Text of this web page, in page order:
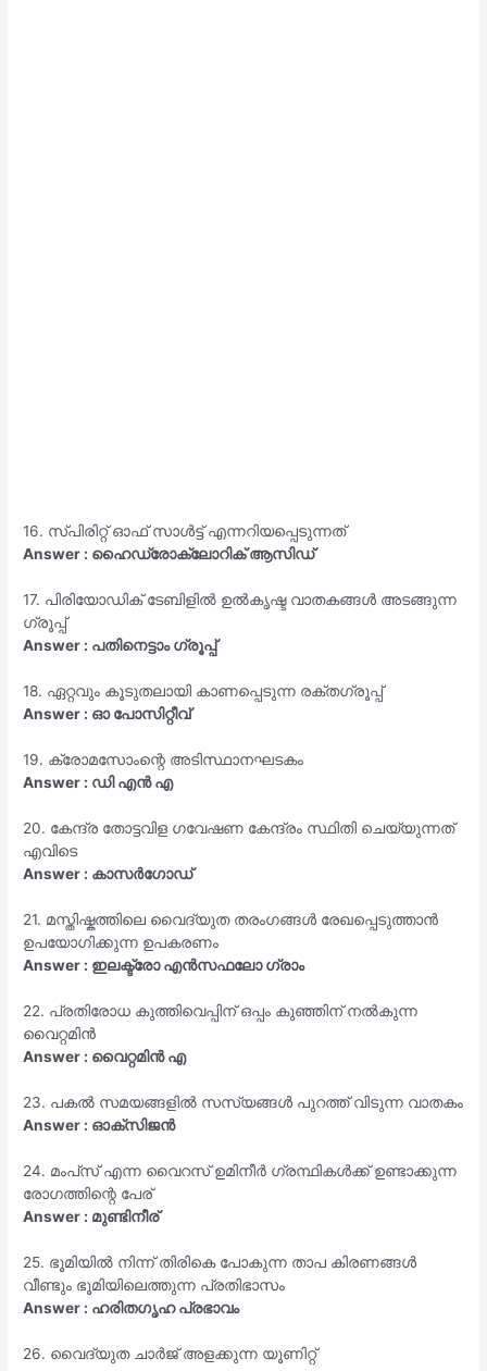
16. സ്പിരിറ്റ് ഓഫ് സാൾട്ട് എന്നറിയപ്പെടുന്നത്
Answer : ഹൈഡ്രോക്ലോറിക് ആസിഡ്
17. പിരിയോഡിക് ടേബിളിൽ ഉൽകൃഷ്ട വാതകങ്ങൾ അടങ്ങുന്ന
ഗ്രൂപ്പ്
Answer : പതിനെട്ടാം ഗ്രൂപ്പ്
18. ഏറ്റവും കൂടുതലായി കാണപ്പെടുന്ന രക്തഗ്രൂപ്പ്
Answer : ഓ പോസിറ്റീവ്
19. ക്രോമസോംന്റെ അടിസ്ഥാനഘടകം
Answer : ഡി എൻ എ
20. കേന്ദ്ര തോട്ടവിള ഗവേഷണ കേന്ദ്രം സ്ഥിതി ചെയ്യുന്നത്
എവിടെ
Answer : കാസർഗോഡ്
21. മസ്തിഷ്കത്തിലെ വൈദ്യുത തരംഗങ്ങൾ രേഖപ്പെടുത്താൻ
ഉപയോഗിക്കുന്ന ഉപകരണം
Answer : ഇലക്ട്രോ എൻസഫലോ ഗ്രാം
22. പ്രതിരോധ കുത്തിവെപ്പിന് ഒപ്പം കുഞ്ഞിന് നൽകുന്ന
വൈറ്റമിൻ
Answer : വൈറ്റമിൻ എ
23. പകൽ സമയങ്ങളിൽ സസ്യങ്ങൾ പുറത്ത് വിടുന്ന വാതകം
Answer : ഓക്സിജൻ
24. മംപ്‌സ് എന്ന വൈറസ് ഉമിനീർ ഗ്രന്ഥികൾക്ക് ഉണ്ടാക്കുന്ന
രോഗത്തിന്റെ പേര്
Answer : മുണ്ടിനീര്
25. ഭൂമിയിൽ നിന്ന് തിരികെ പോകുന്ന താപ കിരണങ്ങൾ
വീണ്ടും ഭൂമിയിലെത്തുന്ന പ്രതിഭാസം
Answer : ഹരിതഗൃഹ പ്രഭാവം
26. വൈദ്യുത ചാർജ് അളക്കുന്ന യൂണിറ്റ്